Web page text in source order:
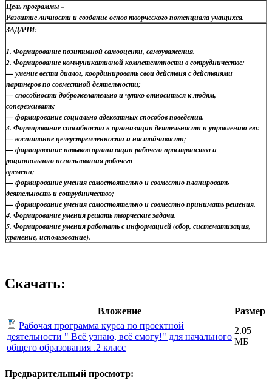
Цель программы–
Развитие личности и создание основ творческого потенциала учащихся.
ЗАДАЧИ:
1. Формирование позитивной самооценки, самоуважения.
2. Формирование коммуникативной компетентности в сотрудничестве:
— умение вести диалог, координировать свои действия с действиями
партнеров по совместной деятельности;
— способности доброжелательно и чутко относиться к людям,
сопереживать;
— формирование социально адекватных способов поведения.
3. Формирование способности к организации деятельности и управлению ею:
— воспитание целеустремленности и настойчивости;
— формирование навыков организации рабочего пространства и
рационального использования рабочего
времени;
— формирование умения самостоятельно и совместно планировать
деятельность и сотрудничество;
— формирование умения самостоятельно и совместно принимать решения.
4. Формирование умения решать творческие задачи.
5. Формирование умения работать с информацией (сбор, систематизация,
хранение, использование).
Скачать:
Вложение
Размер
Рабочая программа курса по проектной
деятельности " Всё узнаю, всё смогу!" для начального
общего образования .2 класс
2.05
МБ
Предварительный просмотр: